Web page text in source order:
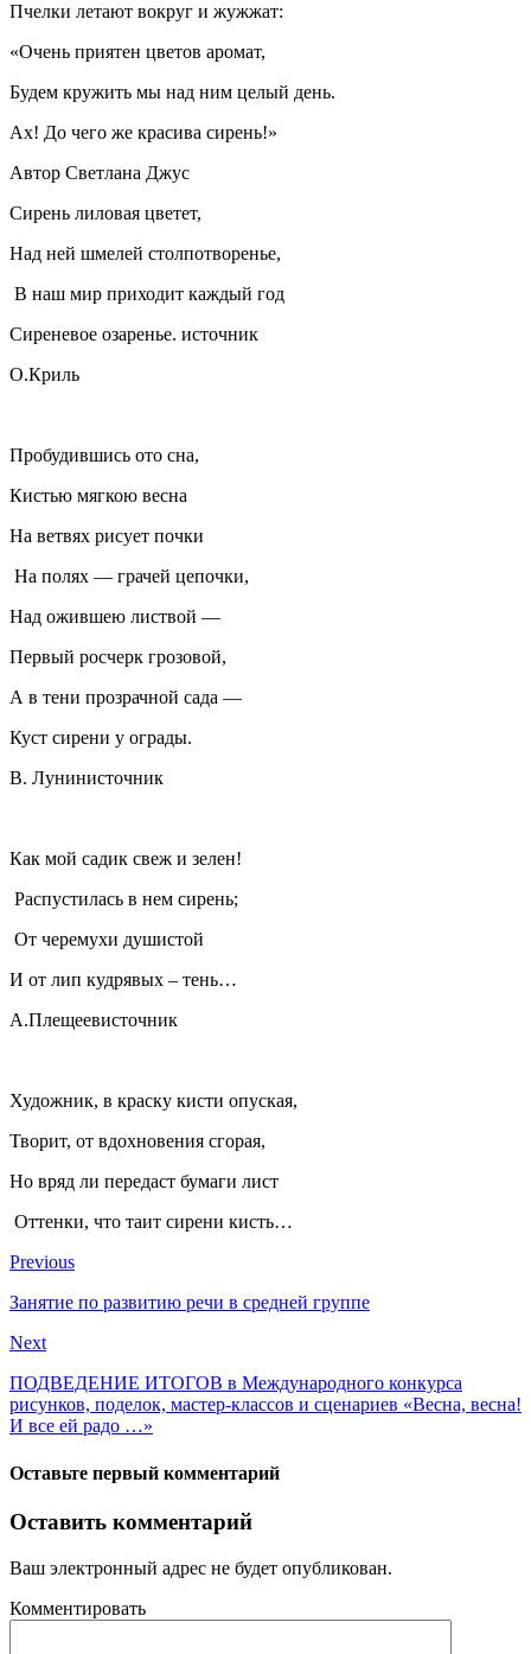
Пчелки летают вокруг и жужжат:
«Очень приятен цветов аромат,
Будем кружить мы над ним целый день.
Ах! До чего же красива сирень!»
Автор Светлана Джус
Сирень лиловая цветет,
Над ней шмелей столпотворенье,
В наш мир приходит каждый год
Сиреневое озаренье. источник
О.Криль
Пробудившись ото сна,
Кистью мягкою весна
На ветвях рисует почки
На полях — грачей цепочки,
Над ожившею листвой —
Первый росчерк грозовой,
А в тени прозрачной сада —
Куст сирени у ограды.
В. Лунинисточник
Как мой садик свеж и зелен!
Распустилась в нем сирень;
От черемухи душистой
И от лип кудрявых – тень…
А.Плещеевисточник
Художник, в краску кисти опуская,
Творит, от вдохновения сгорая,
Но вряд ли передаст бумаги лист
Оттенки, что таит сирени кисть…
Previous
Занятие по развитию речи в средней группе
Next
ПОДВЕДЕНИЕ ИТОГОВ в Международного конкурса
рисунков, поделок, мастер-классов и сценариев «Весна, весна!
И все ей радо …»
Оставьте первый комментарий
Оставить комментарий
Ваш электронный адрес не будет опубликован.
Комментировать